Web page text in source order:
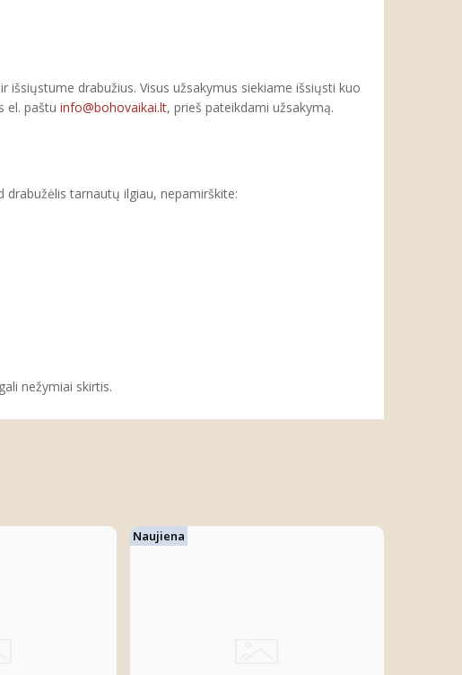
drabužius. Visus užsakymus siekiame išsiųsti kuo
el. paštu info@bohovaikai.lt, prieš pateikdami užsakymą.
tarnautų ilgiau, nepamirškite:
nežymiai skirtis.
Naujiena